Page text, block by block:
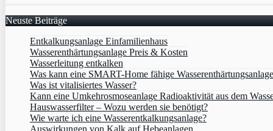
Neuste Beiträge
Entkalkungsanlage Einfamilienhaus
Wasserenthärtungsanlage Preis & Kosten
Wasserleitung entkalken
Was kann eine SMART-Home fähige
Was ist vitalisiertes Wasser?
Kann eine Umkehrosmoseanlage Radioaktivität aus dem
Hauswasserfilter – Wozu werden sie benötigt?
Wie warte ich eine Wasserentkalkungsanlage?
Auswirkungen von Kalk auf Hebeanlagen